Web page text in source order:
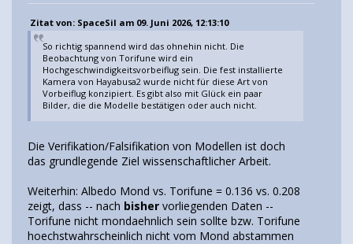
Zitat von: SpaceSil am 09. Juni 2026, 12:13:10
So richtig spannend wird das ohnehin nicht. Die
Beobachtung von Torifune wird ein
Hochgeschwindigkeitsvorbeiflug sein. Die fest installierte
Kamera von Hayabusa2 wurde nicht für diese Art von
Vorbeiflug konzipiert. Es gibt also mit Glück ein paar
Bilder, die die Modelle bestätigen oder auch nicht.
Die Verifikation/Falsifikation von Modellen ist doch
das grundlegende Ziel wissenschaftlicher Arbeit.
Weiterhin: Albedo Mond vs. Torifune = 0.136 vs. 0.208
zeigt, dass -- nach bisher vorliegenden Daten --
Torifune nicht mondaehnlich sein sollte bzw. Torifune
hoechstwahrscheinlich nicht vom Mond abstammen